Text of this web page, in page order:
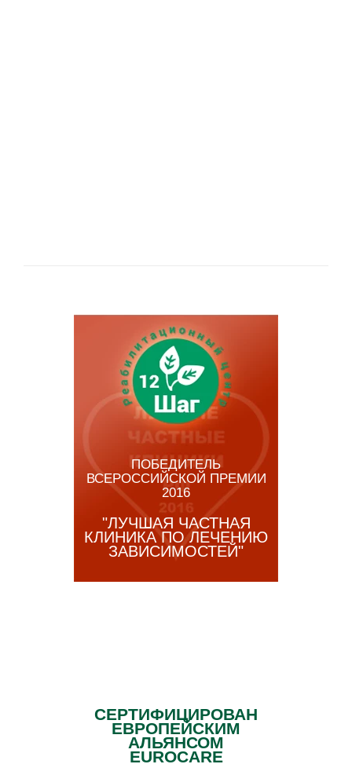
ПОБЕДИТЕЛЬ
ВСЕРОССИЙСКОЙ ПРЕМИИ
2016
"ЛУЧШАЯ ЧАСТНАЯ
КЛИНИКА ПО ЛЕЧЕНИЮ
ЗАВИСИМОСТЕЙ"
СЕРТИФИЦИРОВАН
ЕВРОПЕЙСКИМ
АЛЬЯНСОМ
EUROCARE